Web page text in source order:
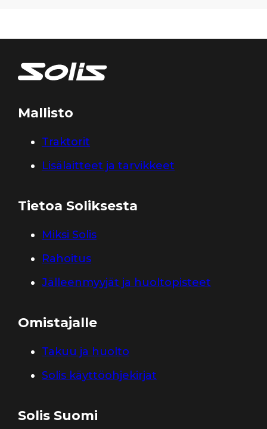
Mallisto
Traktorit
Lisälaitteet ja tarvikkeet
Tietoa Soliksesta
Miksi Solis
Rahoitus
Jälleenmyyjät ja huoltopisteet
Omistajalle
Takuu ja huolto
Solis käyttöohjekirjat
Solis Suomi